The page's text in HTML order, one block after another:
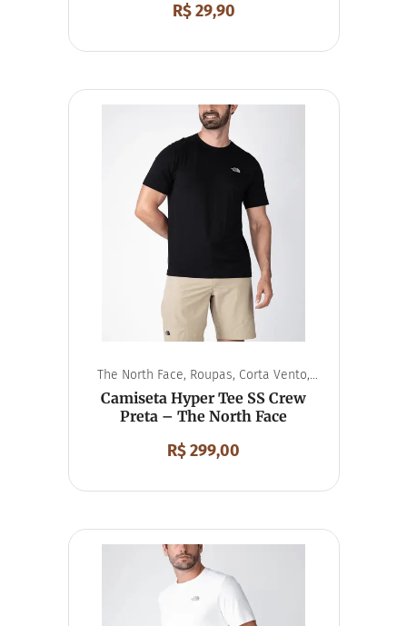
R$29,90
The North Face, Roupas, Corta Vento,
Camiseta Hyper Tee SS Crew
Preta – The North Face
R$299,00